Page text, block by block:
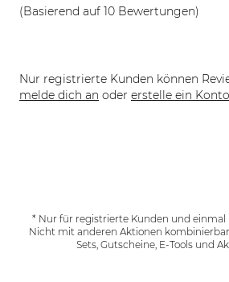
(Basierend auf 10 Bewertungen)
Nur registrierte Kunden können
melde dich an oder erstelle ein Konto
* Nur für registrierte Kunden und einmal
Nicht mit anderen Aktionen
Sets, Gutscheine, E-Tools und